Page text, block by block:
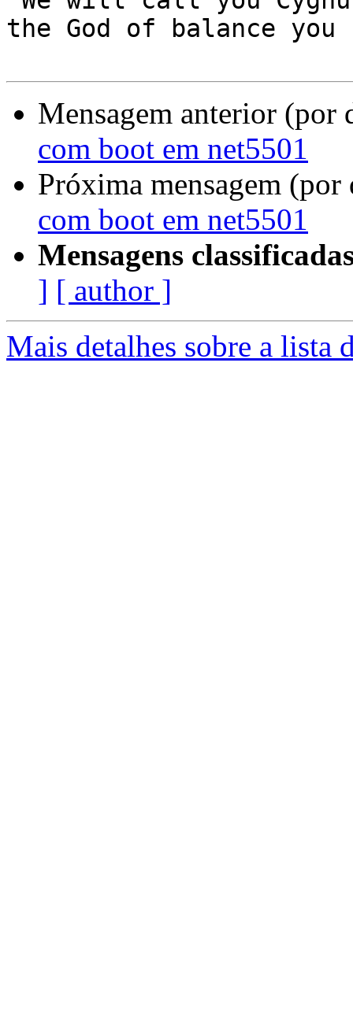
the God of balance
Mensagem anterior (por
com boot em net5501
Próxima mensagem
com boot em net5501
Mensagens
] [ author ]
Mais detalhes sobre a lista